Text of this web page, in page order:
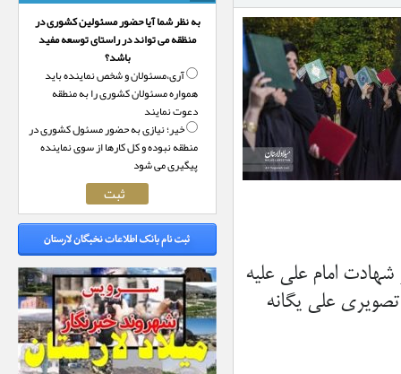
شهادت امام علی علیه
تصویری علی یگانه
به نظر شما آیا حضور مسئولین کشوری در
منظقه می تواند در راستای توسعه مفید
باشد؟
آری،‌مسئولان و شخص نماینده باید
همواره مسئولان کشوری را به منطقه
دعوت نمایند
خیر؛‌ نیازی به حضور مسئول کشوری در
منطقه نبوده و کل کارها از سوی نماینده
پیگیری می شود